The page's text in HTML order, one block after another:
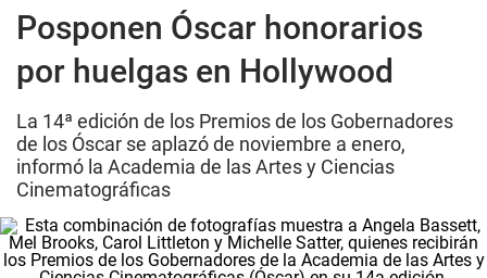
Posponen Óscar honorarios
por huelgas en Hollywood
La 14ª edición de los Premios de los Gobernadores
de los Óscar se aplazó de noviembre a enero,
informó la Academia de las Artes y Ciencias
Cinematográficas